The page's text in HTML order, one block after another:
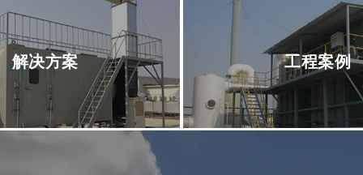
解决方案 工程案例